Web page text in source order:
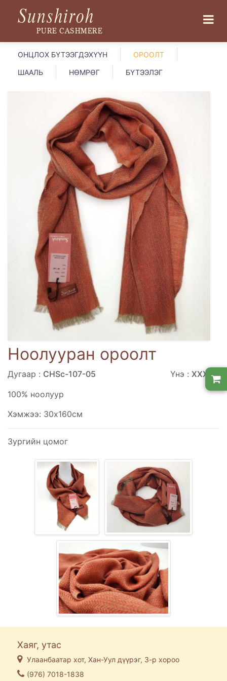
Sunshiroh
PURE CASHMERE
ОНЦЛОХ БҮТЭЭГДЭХҮҮН ОРООЛТ
ШААЛЬ НӨМРӨГ БҮТЭЭЛЭГ
Ноолууран ороолт
Дугаар : CHSc-107-05 Үнэ : ХХХХХ
100% ноолуур
Хэмжээ: 30х160см
Зургийн цомог
Хаяг, утас
Улаанбаатар хот, Хан-Уул дүүрэг, 3-р хороо
(976) 7018-1838